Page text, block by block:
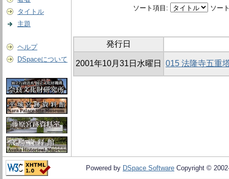
タイトル
主題
ヘルプ
DSpaceについて
ソート項目: ソー
発行日
2001年10月31日水曜日 015 法隆寺五重
Powered by DSpace Software Copyright ©